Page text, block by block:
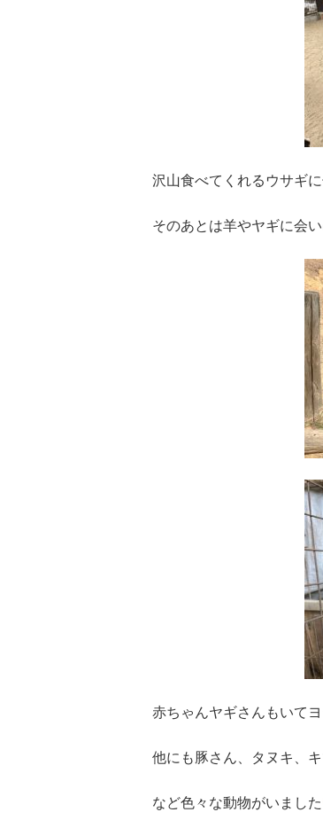
沢山食べてくれるウサギ
そのあとは羊やヤギに会
赤ちゃんヤギさんもいてヨ
他にも豚さん、タヌキ、
など色々な動物がいました